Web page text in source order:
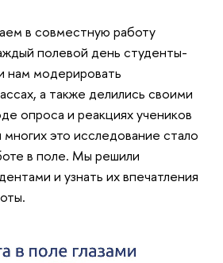
в совместную работу
полевой день студенты-
нам модерировать
а также делились своими
опроса и реакциях учеников
это исследование стало
в поле. Мы решили
и узнать их впечатления